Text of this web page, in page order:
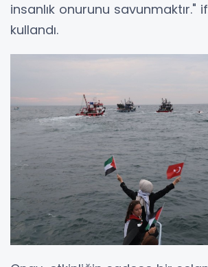
insanlık onurunu savunmaktır."
kullandı.